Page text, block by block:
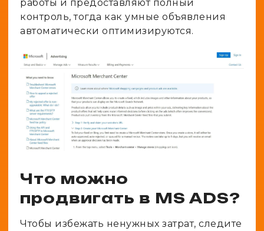
работы и предоставляют полный
контроль, тогда как умные объявления
автоматически оптимизируются.
Что можно
продвигать в MS ADS?
Чтобы избежать ненужных затрат, следите